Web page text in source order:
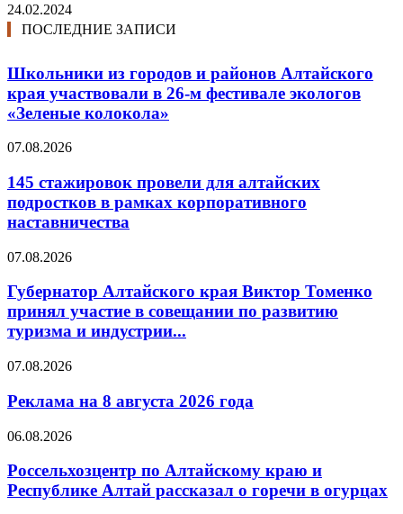
24.02.2024
ПОСЛЕДНИЕ ЗАПИСИ
Школьники из городов и районов Алтайского
края участвовали в 26-м фестивале экологов
«Зеленые колокола»
07.08.2026
145 стажировок провели для алтайских
подростков в рамках корпоративного
наставничества
07.08.2026
Губернатор Алтайского края Виктор Томенко
принял участие в совещании по развитию
туризма и индустрии...
07.08.2026
Реклама на 8 августа 2026 года
06.08.2026
Россельхозцентр по Алтайскому краю и
Республике Алтай рассказал о горечи в огурцах